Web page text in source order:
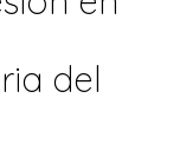
del